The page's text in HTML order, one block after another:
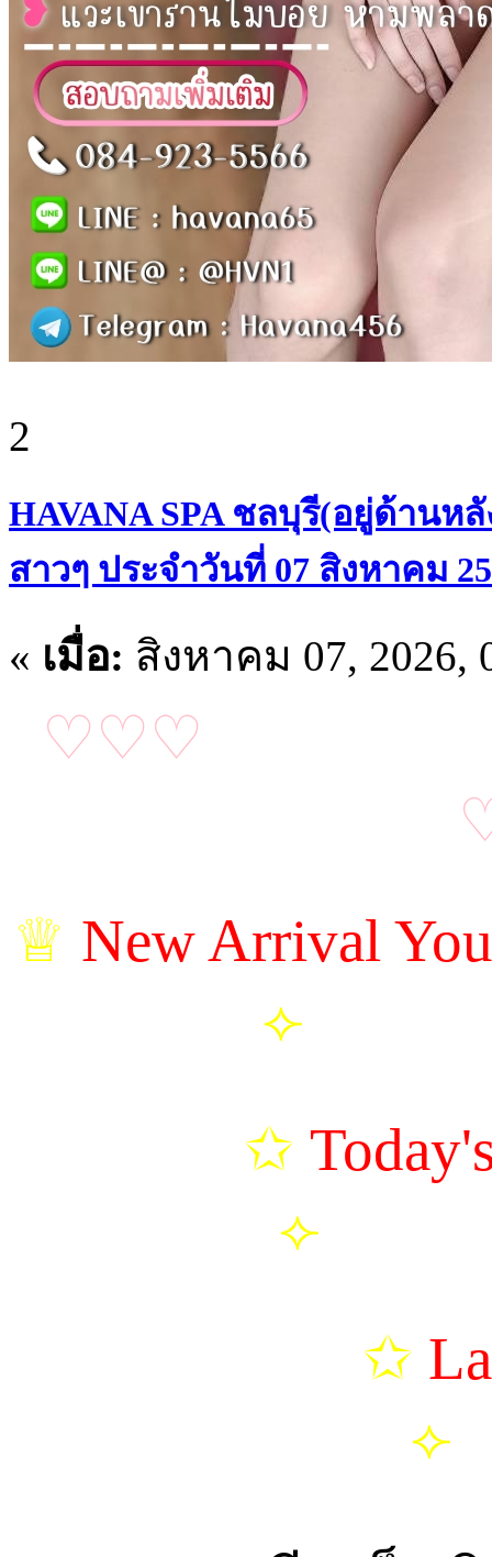
2
HAVANA SPA ชลบุรี(อยู่ด้านห
สาวๆ ประจำวันที่ 07 สิงหาคม
« เมื่อ: สิงหาคม 07, 2026,
♡♡♡
♕ New Arrival
⟣
✩
⟣
✩
⟣